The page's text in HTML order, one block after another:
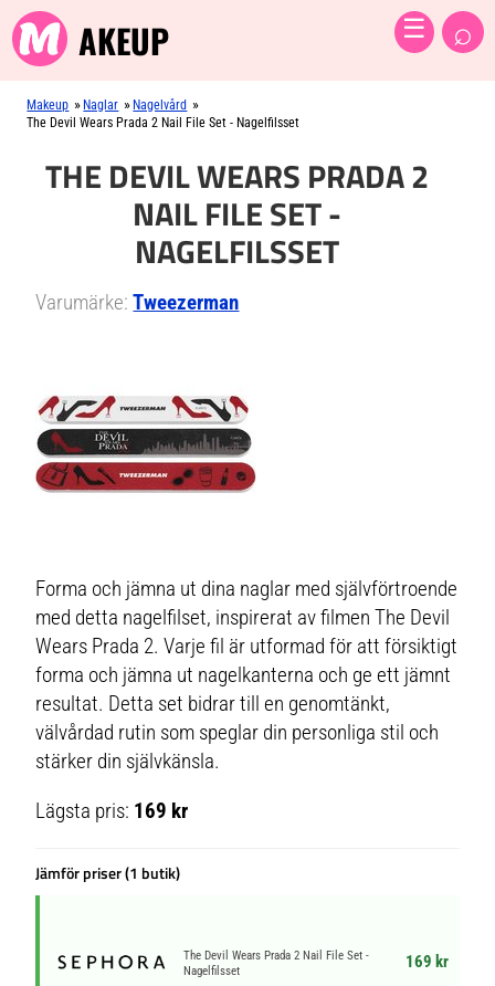
AKEUP ☰ ⌕
Makeup » Naglar » Nagelvård »
The Devil Wears Prada 2 Nail File Set - Nagelfilsset
THE DEVIL WEARS PRADA 2
NAIL FILE SET -
NAGELFILSSET
Varumärke:Tweezerman
Forma och jämna ut dina naglar med självförtroende
med detta nagelfilset, inspirerat av filmen The Devil
Wears Prada 2. Varje fil är utformad för att försiktigt
forma och jämna ut nagelkanterna och ge ett jämnt
resultat. Detta set bidrar till en genomtänkt,
välvårdad rutin som speglar din personliga stil och
stärker din självkänsla.
Lägsta pris: 169 kr
Jämför priser (1 butik)
The Devil Wears Prada 2 Nail File Set -
Nagelfilsset
169 kr